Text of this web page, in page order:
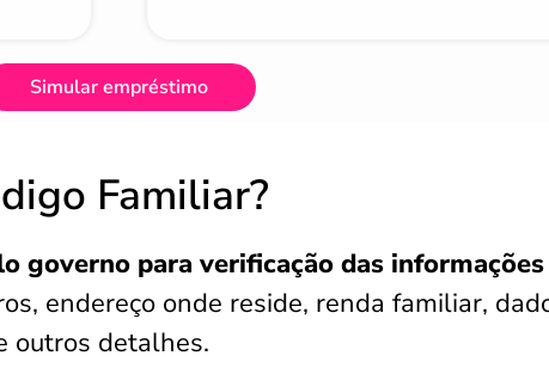
Simular empréstimo
Familiar?
governo para verificação das informações
endereço onde reside, renda familiar,
outros detalhes.